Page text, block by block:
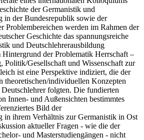
der Germanistik und
in der Bundesrepublik sowie der
Problembereichen werden im Rahmen der
Geschichte das spannungsreiche
und Deutschlehrerausbildung
Hintergrund der Problematik Herrschaft –
Politik/Gesellschaft und Wissenschaft zur
ist eine Perspektive indiziert, die der
theoretischen/individuellen Konzepten
folgten. Die fundierten
Innen- und Außensichten bestimmtes
Bild der
in ihrem Verhältnis zur Germanistik in Ost
aktueller Fragen - wie die der
und Masterstudiengängen - nicht